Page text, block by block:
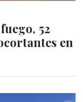
52
en